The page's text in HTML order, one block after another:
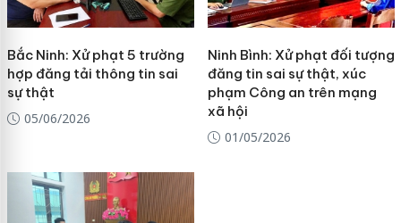
Bắc Ninh: Xử phạt 5 trường
hợp đăng tải thông tin sai
sự thật
05/06/2026
Ninh Bình: Xử phạt đối tượng
đăng tin sai sự thật, xúc
phạm Công an trên mạng
xã hội
01/05/2026